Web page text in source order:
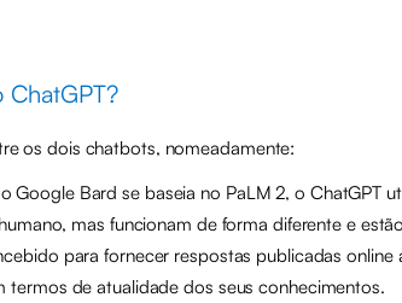
ChatGPT?
os dois chatbots, nomeadamente:
Google Bard se baseia no PaLM 2, o ChatGPT
mas funcionam de forma diferente e
para fornecer respostas publicadas
termos de atualidade dos seus conhecimentos.